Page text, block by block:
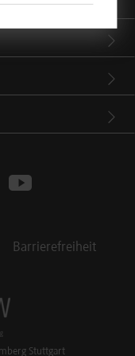
youtube
Barrierefreiheit
Stuttgart